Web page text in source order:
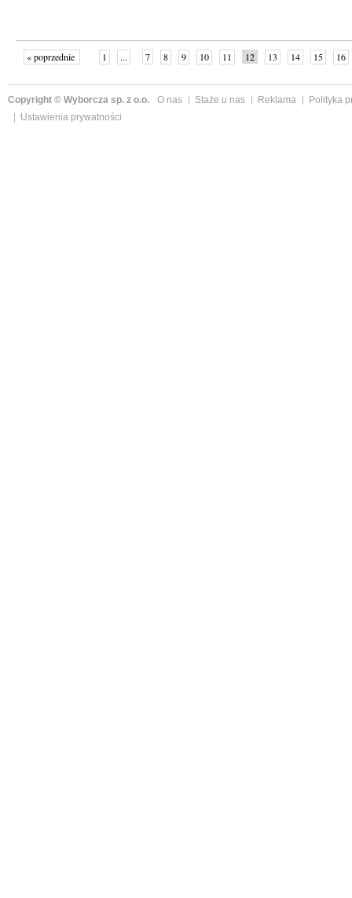
« poprzednie 1 ... 7 8 9 10 11 12 13 14 15 16
Copyright © Wyborcza sp. z o.o. O nas Staże u nas Reklama
Polityka
Ustawienia prywatności